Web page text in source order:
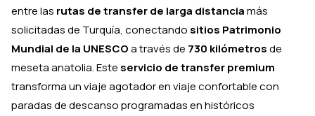
entre las rutas de transfer de larga distanciamás
solicitadas de Turquía, conectando sitios Patrimonio
Mundial de la UNESCOa través de 730 kilómetrosde
meseta anatolia. Este servicio de transfer premium
transforma un viaje agotador en viaje confortable con
paradas de descanso programadas en históricos